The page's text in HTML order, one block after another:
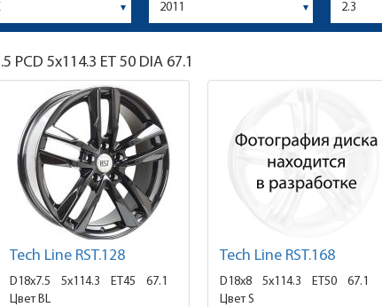
PCD 5x114.3 ET 50 DIA 67.1
Tech Line RST.128
D18x7.5 5x114.3 ET45
67.1
Цвет BL
Tech Line RST.168
D18x8 5x114.3 ET50
67.1
Цвет S